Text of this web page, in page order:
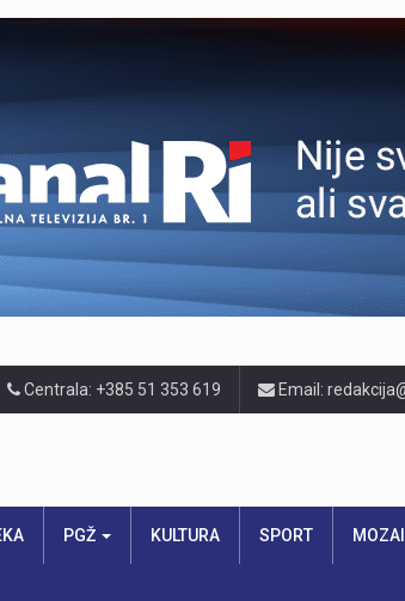
Centrala: +385 51 353 619 Email:
PGŽ KULTURA SPORT